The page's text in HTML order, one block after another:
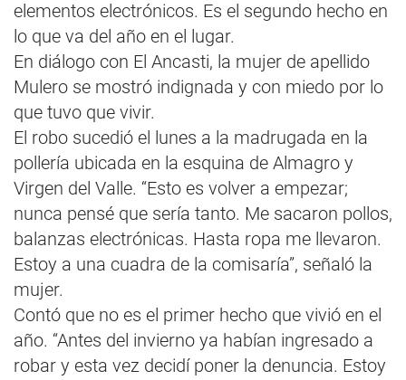
elementos electrónicos. Es el segundo hecho en
lo que va del año en el lugar.
En diálogo con El Ancasti, la mujer de apellido
Mulero se mostró indignada y con miedo por lo
que tuvo que vivir.
El robo sucedió el lunes a la madrugada en la
pollería ubicada en la esquina de Almagro y
Virgen del Valle. “Esto es volver a empezar;
nunca pensé que sería tanto. Me sacaron pollos,
balanzas electrónicas. Hasta ropa me llevaron.
Estoy a una cuadra de la comisaría”, señaló la
mujer.
Contó que no es el primer hecho que vivió en el
año. “Antes del invierno ya habían ingresado a
robar y esta vez decidí poner la denuncia. Estoy